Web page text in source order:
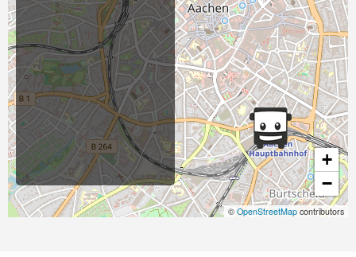
+
−
© OpenStreetMap contributors